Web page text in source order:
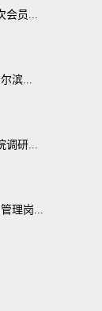
员...
滨...
研...
理岗...